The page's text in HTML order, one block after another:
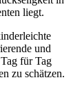
liegt.
und
für Tag
zu schätzen.